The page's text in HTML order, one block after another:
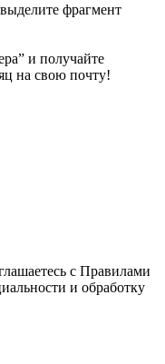
фрагмент
и получайте
на свою почту!
с Правилами
и обработку